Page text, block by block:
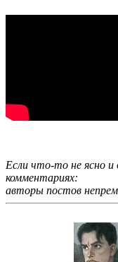
Если что-то не ясно и
комментариях:
авторы постов